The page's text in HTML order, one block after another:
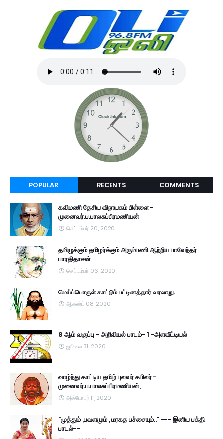
POPULAR RECENTS COMMENTS
கவிமணி தேசிய விநாயகம் பிள்ளை -
முனைவர்.ப.பாலசுப்பிரமணியன்
செப்டம்பர் 20, 2020
தமிழுக்கும் தமிழர்க்கும் அரும்பணி ஆற்றிய பாவேந்தர்
பாரதிதாசன்
செப்டம்பர் 06, 2020
மெய்ப்பொருள் காட்டும் பட்டினத்தார் வரலாறு.
ஆகஸ்ட் 08, 2020
8 ஆம் வகுப்பு - அறிவியல் பாடம்- 1 -அளவீட்டியல்
ஜூலை 31, 2020
வாழ்ந்து காட்டிய தமிழ் புலவர் கபிலர் -
முனைவர்.ப.பாலசுப்பிரமணியன்,
அக்டோபர் 11, 2020
"முத்தும் ,பவளமும் , மரகத பச்சையும்.." --- இனிய பக்தி
பாடல்--